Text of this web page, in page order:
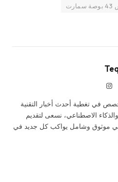
الانستغرام
في تغطية أحدث أخبار التقنية
الاصطناعي، نسعى لتقديم
موثوق وشامل يواكب كل جديد في